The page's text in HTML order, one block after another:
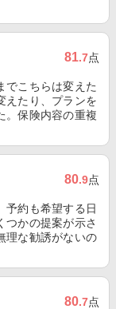
81.7点
でこちらは変えた
えたり、プランを
。保険内容の重複
80.9点
予約も希望する日
つかの提案が示さ
理な勧誘がないの
80.7点